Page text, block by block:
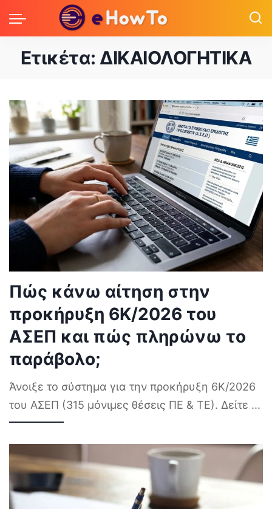
Ετικέτα: ΔΙΚΑΙΟΛΟΓΗΤΙΚΑ
Πώς κάνω αίτηση στην
προκήρυξη 6Κ/2026 του
ΑΣΕΠ και πώς πληρώνω το
παράβολο;
Άνοιξε το σύστημα για την προκήρυξη 6Κ/2026
του ΑΣΕΠ (315 μόνιμες θέσεις ΠΕ & ΤΕ). Δείτε ...